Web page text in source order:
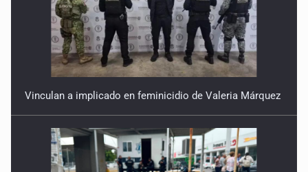
Vinculan a implicado en feminicidio de Valeria Márquez